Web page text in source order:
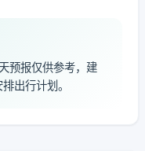
预报仅供参考，建
出行计划。